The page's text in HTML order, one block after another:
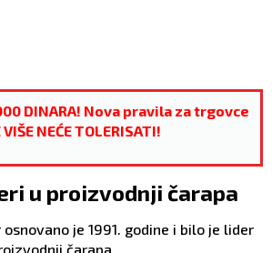
DINARA! Nova pravila za trgovce
NEĆE TOLERISATI!
u proizvodnji čarapa
je 1991. godine i bilo je lider
čarapa.